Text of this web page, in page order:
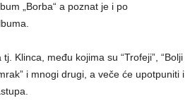
„Borba“ a poznat je i po
Klinca, među kojima su “Trofeji”, “Bolji
i mnogi drugi, a veče će upotpuniti i